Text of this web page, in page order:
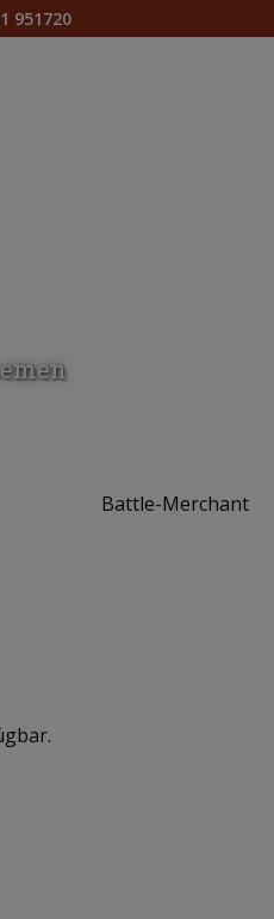
951720
Battle-Merchant